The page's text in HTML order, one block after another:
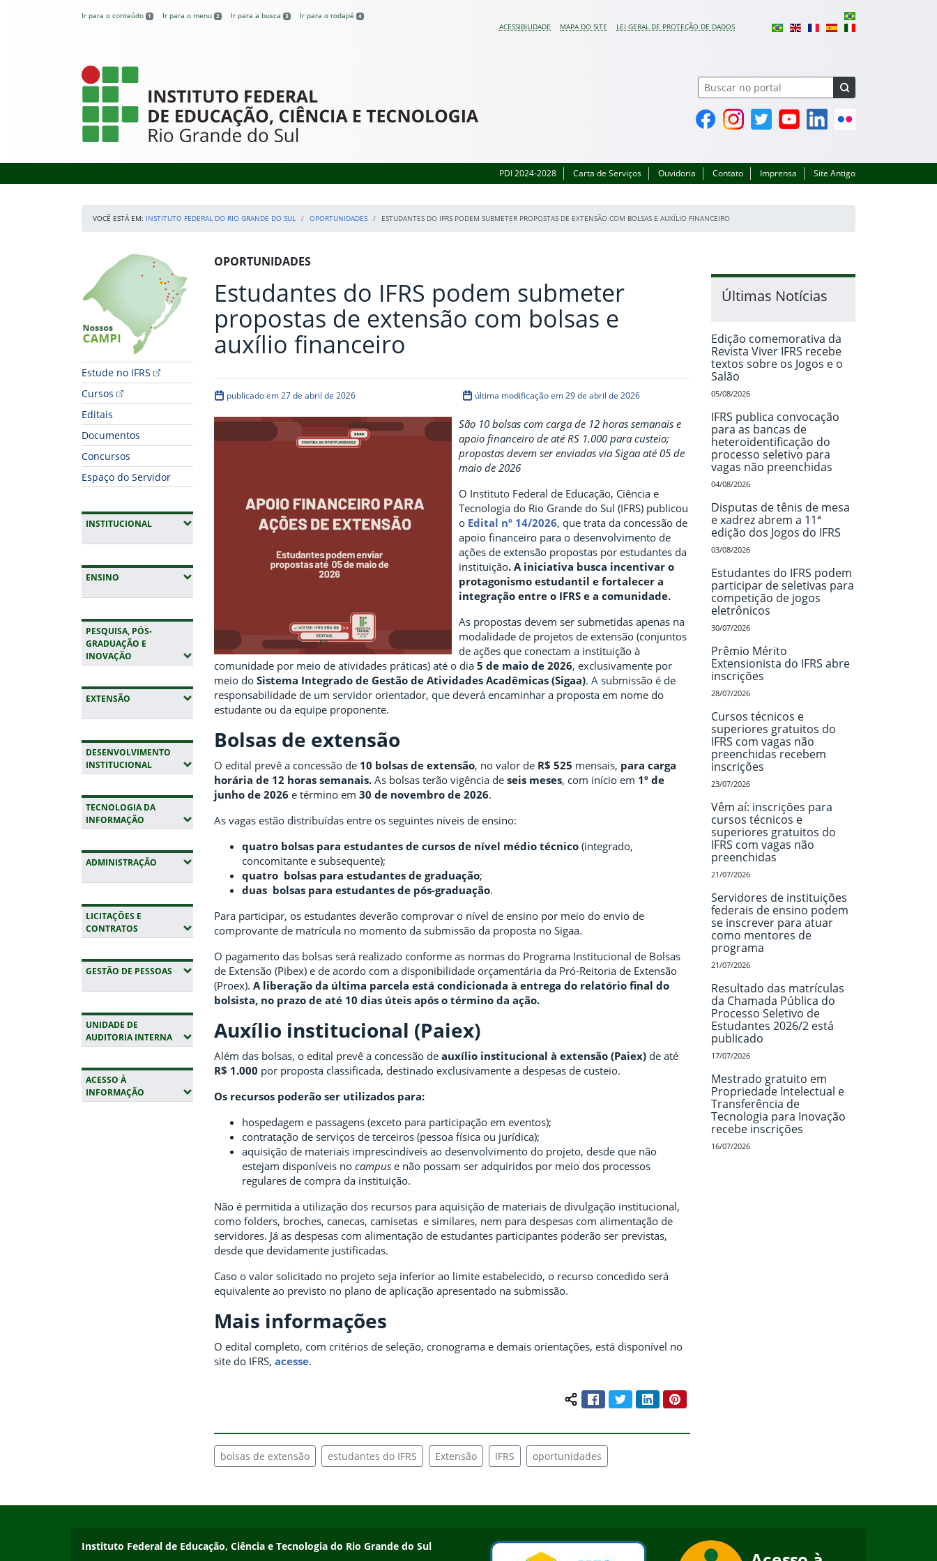
Ir para o conteúdo 1 Ir para o menu 2 Ir para a busca 3 Ir para o rodapé 4
ACESSIBILIDADE MAPA DO SITE LEI GERAL DE PROTEÇÃO DE DADOS
Instituto Federal do Rio Grande do Sul
FacebookInstagramTwitter YouTubeLinkedin
PDI 2024-2028 Carta de Serviços Ouvidoria Contato Imprensa Site Antigo
VOCÊ ESTÁ EM: INSTITUTO FEDERAL DO RIO GRANDE DO SUL OPORTUNIDADES ESTUDANTES DO IFRS PODEM SUBMETER PROPOSTAS DE EXTENSÃO COM BOLSAS E AUXÍLIO FINANCEIRO
Início da navegação
Nossos Campi
Estude no IFRS
Cursos
Editais
Documentos
Concursos
Espaço do Servidor
INSTITUCIONAL(EXPANDIR SUBMENUS)
ENSINO (EXPANDIR SUBMENUS)
PESQUISA, PÓS-
GRADUAÇÃO E
INOVAÇÃO (EXPANDIR SUBMENUS)
EXTENSÃO (EXPANDIR SUBMENUS)
DESENVOLVIMENTO
INSTITUCIONAL(EXPANDIR SUBMENUS)
TECNOLOGIA DA
INFORMAÇÃO (EXPANDIR SUBMENUS)
ADMINISTRAÇÃO (EXPANDIR SUBMENUS)
LICITAÇÕES E
CONTRATOS (EXPANDIR SUBMENUS)
GESTÃO DE PESSOAS (EXPANDIR SUBMENUS)
UNIDADE DE
AUDITORIA INTERNA(EXPANDIR SUBMENUS)
ACESSO À
INFORMAÇÃO (EXPANDIR SUBMENUS)
Início do conteúdo
OPORTUNIDADES
Estudantes do IFRS podem submeter
propostas de extensão com bolsas e
auxílio financeiro
publicado em 27 de abril de 2026 última modificação em 29 de abril de 2026
São 10 bolsas com carga de 12 horas semanais e
apoio financeiro de até RS 1.000 para custeio;
propostas devem ser enviadas via Sigaa até 05 de
maio de 2026
O Instituto Federal de Educação, Ciência e
Tecnologia do Rio Grande do Sul (IFRS) publicou
o Edital nº 14/2026, que trata da concessão de
apoio financeiro para o desenvolvimento de
ações de extensão propostas por estudantes da
instituição. A iniciativa busca incentivar o
protagonismo estudantil e fortalecer a
integração entre o IFRS e a comunidade.
As propostas devem ser submetidas apenas na
modalidade de projetos de extensão (conjuntos
de ações que conectam a instituição à
comunidade por meio de atividades práticas) até o dia 5 de maio de 2026, exclusivamente por
meio do Sistema Integrado de Gestão de Atividades Acadêmicas (Sigaa). A submissão é de
responsabilidade de um servidor orientador, que deverá encaminhar a proposta em nome do
estudante ou da equipe proponente.
Bolsas de extensão
O edital prevê a concessão de 10 bolsas de extensão, no valor de R$ 525 mensais, para carga
horária de 12 horas semanais. As bolsas terão vigência de seis meses, com início em 1º de
junho de 2026 e término em 30 de novembro de 2026.
As vagas estão distribuídas entre os seguintes níveis de ensino:
quatro bolsas para estudantes de cursos de nível médio técnico (integrado,
concomitante e subsequente);
quatro bolsas para estudantes de graduação;
duas bolsas para estudantes de pós-graduação.
Para participar, os estudantes deverão comprovar o nível de ensino por meio do envio de
comprovante de matrícula no momento da submissão da proposta no Sigaa.
O pagamento das bolsas será realizado conforme as normas do Programa Institucional de Bolsas
de Extensão (Pibex) e de acordo com a disponibilidade orçamentária da Pró-Reitoria de Extensão
(Proex). A liberação da última parcela está condicionada à entrega do relatório final do
bolsista, no prazo de até 10 dias úteis após o término da ação.
Auxílio institucional (Paiex)
Além das bolsas, o edital prevê a concessão de auxílio institucional à extensão (Paiex) de até
R$ 1.000 por proposta classificada, destinado exclusivamente a despesas de custeio.
Os recursos poderão ser utilizados para:
hospedagem e passagens (exceto para participação em eventos);
contratação de serviços de terceiros (pessoa física ou jurídica);
aquisição de materiais imprescindíveis ao desenvolvimento do projeto, desde que não
estejam disponíveis no campus e não possam ser adquiridos por meio dos processos
regulares de compra da instituição.
Não é permitida a utilização dos recursos para aquisição de materiais de divulgação institucional,
como folders, broches, canecas, camisetas e similares, nem para despesas com alimentação de
servidores. Já as despesas com alimentação de estudantes participantes poderão ser previstas,
desde que devidamente justificadas.
Caso o valor solicitado no projeto seja inferior ao limite estabelecido, o recurso concedido será
equivalente ao previsto no plano de aplicação apresentado na submissão.
Mais informações
O edital completo, com critérios de seleção, cronograma e demais orientações, está disponível no
site do IFRS, acesse.
Compartilhar conteúdo:
FacebookTwitterLinkedInPinterest
bolsas de extensão estudantes do IFRS Extensão IFRS oportunidades
Últimas Notícias
Edição comemorativa da
Revista Viver IFRS recebe
textos sobre os Jogos e o
Salão
05/08/2026
IFRS publica convocação
para as bancas de
heteroidentificação do
processo seletivo para
vagas não preenchidas
04/08/2026
Disputas de tênis de mesa
e xadrez abrem a 11ª
edição dos Jogos do IFRS
03/08/2026
Estudantes do IFRS podem
participar de seletivas para
competição de jogos
eletrônicos
30/07/2026
Prêmio Mérito
Extensionista do IFRS abre
inscrições
28/07/2026
Cursos técnicos e
superiores gratuitos do
IFRS com vagas não
preenchidas recebem
inscrições
23/07/2026
Vêm aí: inscrições para
cursos técnicos e
superiores gratuitos do
IFRS com vagas não
preenchidas
21/07/2026
Servidores de instituições
federais de ensino podem
se inscrever para atuar
como mentores de
programa
21/07/2026
Resultado das matrículas
da Chamada Pública do
Processo Seletivo de
Estudantes 2026/2 está
publicado
17/07/2026
Mestrado gratuito em
Propriedade Intelectual e
Transferência de
Tecnologia para Inovação
recebe inscrições
16/07/2026
Contato
Instituto Federal de Educação, Ciência e Tecnologia do Rio Grande do Sul